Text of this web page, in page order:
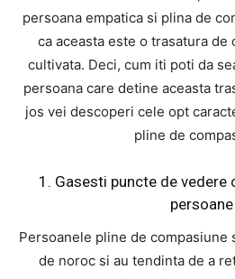
persoana empatica si plina de
ca aceasta este o trasatura de
cultivata. Deci, cum iti poti da
persoana care detine aceasta
jos vei descoperi cele opt
pline de
1. Gasesti puncte de vedere
persoane
Persoanele pline de
de noroc si au tendinta de a